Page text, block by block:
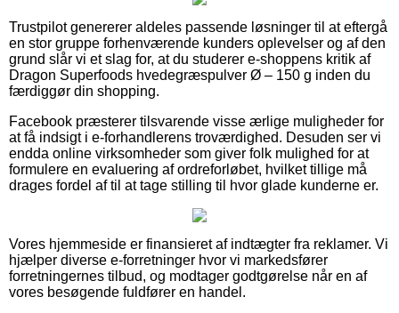
Trustpilot genererer aldeles passende løsninger til at eftergå
en stor gruppe forhenværende kunders oplevelser og af den
grund slår vi et slag for, at du studerer e-shoppens kritik af
Dragon Superfoods hvedegræspulver Ø – 150 g inden du
færdiggør din shopping.
Facebook præsterer tilsvarende visse ærlige muligheder for
at få indsigt i e-forhandlerens troværdighed. Desuden ser vi
endda online virksomheder som giver folk mulighed for at
formulere en evaluering af ordreforløbet, hvilket tillige må
drages fordel af til at tage stilling til hvor glade kunderne er.
Vores hjemmeside er finansieret af indtægter fra reklamer. Vi
hjælper diverse e-forretninger hvor vi markedsfører
forretningernes tilbud, og modtager godtgørelse når en af
vores besøgende fuldfører en handel.